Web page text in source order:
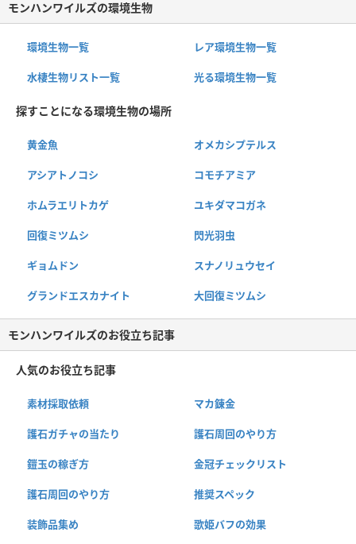
モンハンワイルズの環境生物
環境生物一覧 レア環境生物一覧
水棲生物リスト一覧 光る環境生物一覧
探すことになる環境生物の場所
黄金魚 オメカシプテルス
アシアトノコシ コモチアミア
ホムラエリトカゲ ユキダマコガネ
回復ミツムシ 閃光羽虫
ギョムドン スナノリュウセイ
グランドエスカナイト 大回復ミツムシ
モンハンワイルズのお役立ち記事
人気のお役立ち記事
素材採取依頼 マカ錬金
護石ガチャの当たり 護石周回のやり方
鎧玉の稼ぎ方 金冠チェックリスト
護石周回のやり方 推奨スペック
装飾品集め 歌姫バフの効果